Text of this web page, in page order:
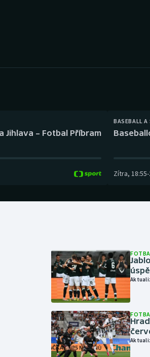
Jihlava – Fotbal Příbram
BASEBALL
Zítra, 18:55-